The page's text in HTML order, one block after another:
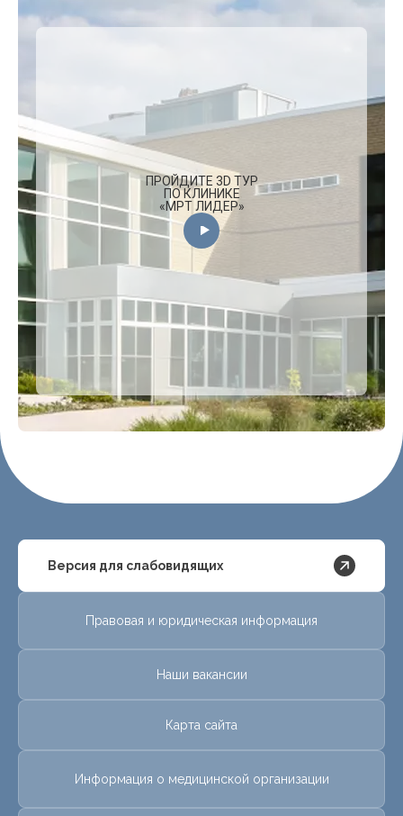
ПРОЙДИТЕ 3D ТУР
ПО КЛИНИКЕ
«МРТ ЛИДЕР»
Версия для слабовидящих
Правовая и юридическая информация
Наши вакансии
Карта сайта
Информация о медицинской организации